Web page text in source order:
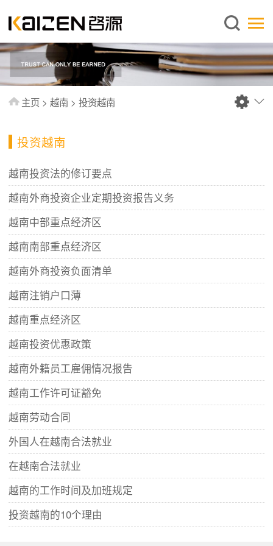
简体中文
关于启源
服务范围
常见问题
联系我们
主页 > 越南 > 投资越南
投资越南
越南投资法的修订要点
越南外商投资企业定期投资报告义务
越南中部重点经济区
越南南部重点经济区
越南外商投资负面清单
越南注销户口薄
越南重点经济区
越南投资优惠政策
越南外籍员工雇佣情况报告
越南工作许可证豁免
越南劳动合同
外国人在越南合法就业
在越南合法就业
越南的工作时间及加班规定
投资越南的10个理由